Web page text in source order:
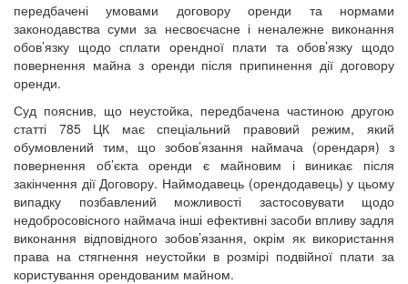
передбачені умовами договору оренди та нормами
законодавства суми за несвоєчасне і неналежне виконання
обов’язку щодо сплати орендної плати та обов’язку щодо
повернення майна з оренди після припинення дії договору
оренди.
Суд пояснив, що неустойка, передбачена частиною другою
статті 785 ЦК має спеціальний правовий режим, який
обумовлений тим, що зобов’язання наймача (орендаря) з
повернення об’єкта оренди є майновим і виникає після
закінчення дії Договору. Наймодавець (орендодавець) у цьому
випадку позбавлений можливості застосовувати щодо
недобросовісного наймача інші ефективні засоби впливу задля
виконання відповідного зобов’язання, окрім як використання
права на стягнення неустойки в розмірі подвійної плати за
користування орендованим майном.